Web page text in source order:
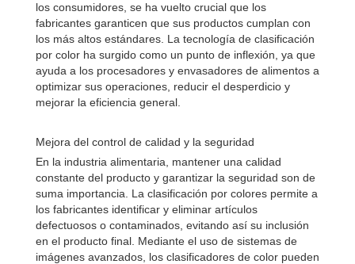
los consumidores, se ha vuelto crucial que los
fabricantes garanticen que sus productos cumplan con
los más altos estándares. La tecnología de clasificación
por color ha surgido como un punto de inflexión, ya que
ayuda a los procesadores y envasadores de alimentos a
optimizar sus operaciones, reducir el desperdicio y
mejorar la eficiencia general.
Mejora del control de calidad y la seguridad
En la industria alimentaria, mantener una calidad
constante del producto y garantizar la seguridad son de
suma importancia. La clasificación por colores permite a
los fabricantes identificar y eliminar artículos
defectuosos o contaminados, evitando así su inclusión
en el producto final. Mediante el uso de sistemas de
imágenes avanzados, los clasificadores de color pueden